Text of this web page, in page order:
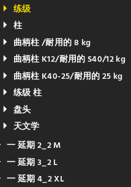
练级
柱
曲柄柱 /耐用的 8 kg
曲柄柱 K12/耐用的 S40/12 kg
曲柄柱 K40-25/耐用的 25 kg
练级 柱
盘头
天文学
一 延期 2_2 M
一 延期 3_2 L
一 延期 4_2 XL